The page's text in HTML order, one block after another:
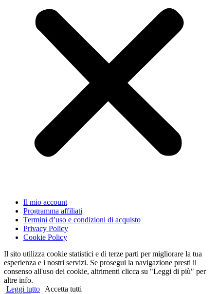
Il mio account
Programma affiliati
Termini d’uso e condizioni di acquisto
Privacy Policy
Cookie Policy
Il sito utilizza cookie statistici e di terze parti per migliorare la tua
esperienza e i nostri servizi. Se prosegui la navigazione presti il
consenso all'uso dei cookie, altrimenti clicca su "Leggi di più" per
altre info.
Leggi tutto
Accetta tutti